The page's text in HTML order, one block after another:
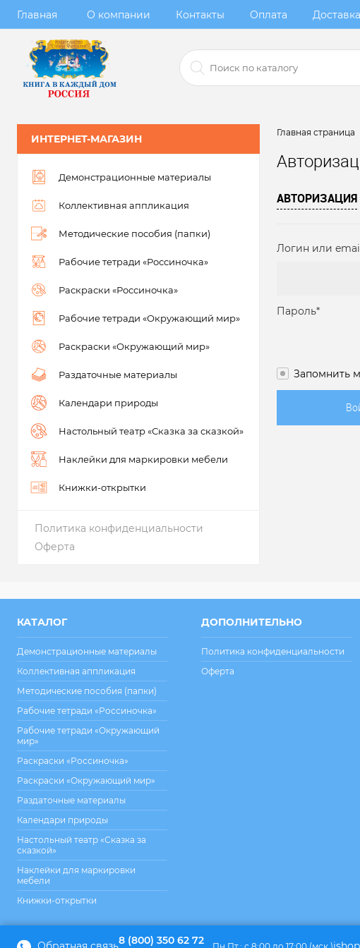
Главная О компании Контакты Оплата Доставка
ИНТЕРНЕТ-МАГАЗИН
Демонстрационные материалы
Коллективная аппликация
Методические пособия (папки)
Рабочие тетради «Россиночка»
Раскраски «Россиночка»
Рабочие тетради «Окружающий мир»
Раскраски «Окружающий мир»
Раздаточные материалы
Календари природы
Настольный театр «Сказка за сказкой»
Наклейки для маркировки мебели
Книжки-открытки
Политика конфиденциальности
Оферта
Главная страница
АВТОРИЗАЦИЯ
Логин или
Пароль*
Запомнить
КАТАЛОГ
Демонстрационные материалы
Коллективная аппликация
Методические пособия (папки)
Рабочие тетради «Россиночка»
Рабочие тетради «Окружающий
мир»
Раскраски «Россиночка»
Раскраски «Окружающий мир»
Раздаточные материалы
Календари природы
Настольный театр «Сказка за
сказкой»
Наклейки для маркировки
мебели
Книжки-открытки
ДОПОЛНИТЕЛЬНО
Политика конфиденциальности
Оферта
8 (800) 350 62 72